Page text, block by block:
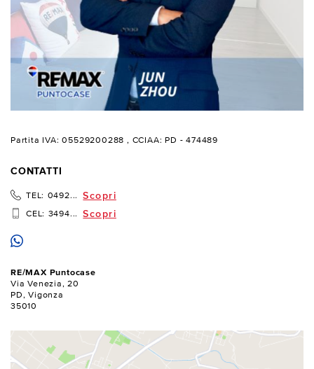
Partita IVA: 05529200288 , CCIAA: PD - 474489
CONTATTI
TEL: 0492... Scopri
CEL: 3494... Scopri
RE/MAX Puntocase
Via Venezia, 20
PD, Vigonza
35010